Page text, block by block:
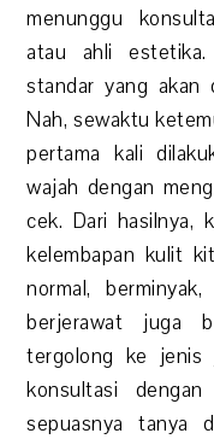
menunggu
atau ahli
standar yang akan
Nah, sewaktu
pertama kali
wajah dengan
cek. Dari hasilnya,
kelembapan kulit
normal,
berjerawat juga
tergolong ke jenis
konsultasi
sepuasnya tanya